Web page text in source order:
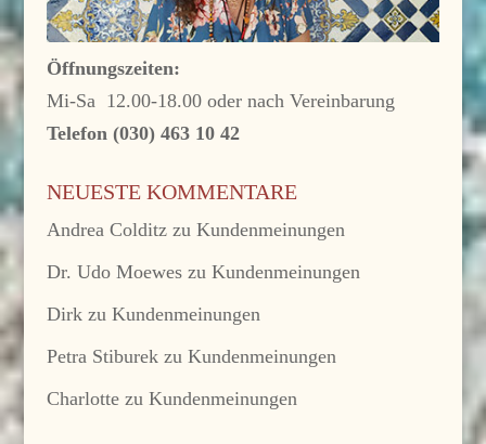
Öffnungszeiten:
Mi-Sa 12.00-18.00 oder nach Vereinbarung
Telefon (030) 463 10 42
NEUESTE KOMMENTARE
Andrea Colditzzu Kundenmeinungen
Dr. Udo Moeweszu Kundenmeinungen
Dirkzu Kundenmeinungen
Petra Stiburekzu Kundenmeinungen
Charlottezu Kundenmeinungen